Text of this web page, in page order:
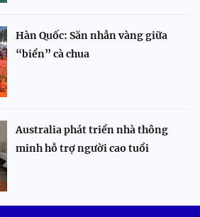
Hàn Quốc: Săn nhẫn vàng giữa
“biển” cà chua
Australia phát triển nhà thông
minh hỗ trợ người cao tuổi